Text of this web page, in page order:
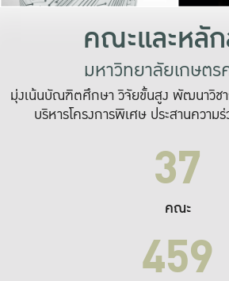
คณะและหลั
มหาวิทยาลัยเกษตร
มุ่งเน้นบัณฑิตศึกษา วิจัยขั้นสูง พัฒนาวิชา
บริหารโครงการพิเศษ ประสานความ
37
คณะ
459